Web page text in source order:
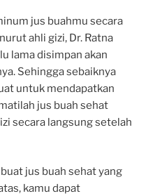
jus buahmu secara
ahli gizi, Dr. Ratna
lama disimpan akan
Sehingga sebaiknya
untuk mendapatkan
jus buah sehat
secara langsung setelah
jus buah sehat yang
kamu dapat